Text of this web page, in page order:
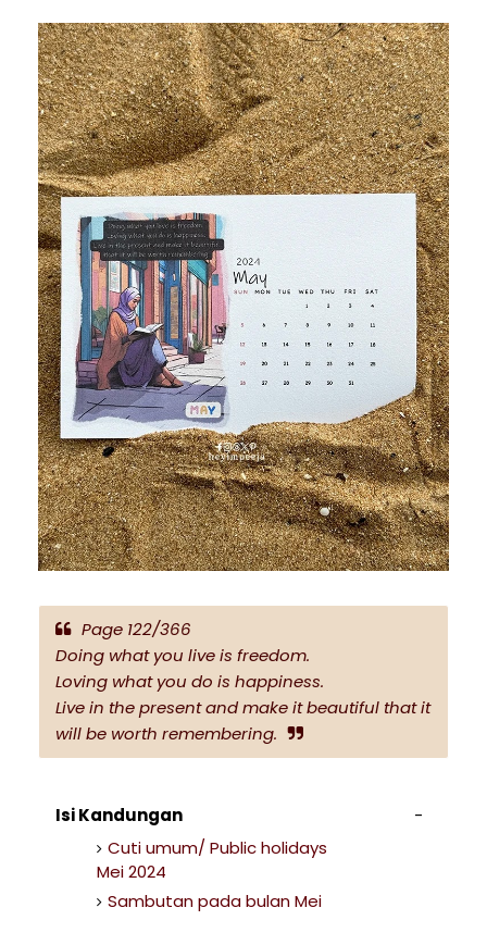
Page 122/366
Doing what you live is freedom.
Loving what you do is happiness.
Live in the present and make it beautiful that it
will be worth remembering.
Isi Kandungan
Cuti umum/ Public holidays
Mei 2024
Sambutan pada bulan Mei